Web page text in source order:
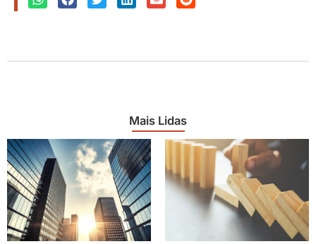
Mais Lidas